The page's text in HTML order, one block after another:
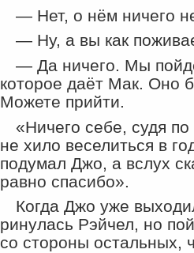
— Нет, о нём ничего
— Ну, а вы как
— Да ничего. Мы
которое даёт Мак. Оно
Можете прийти.
«Ничего себе, судя
не хило веселиться в
подумал Джо, а вслух
равно спасибо».
Когда Джо уже
ринулась Рэйчел, но
со стороны остальных,